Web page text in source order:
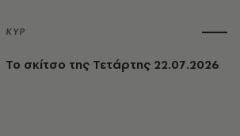
ΚΥΡ
Το σκίτσο της Τετάρτης 22.07.2026